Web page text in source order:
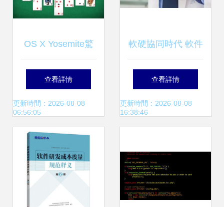
OS X Yosemite驚
現特權升級安全漏
洞 網絡安全領域的
新警鐘
查看詳情
更新時間：2026-08-08
06:56:05
軟硬協同時代 軟件
工程師的FPGA探
索與硬件工程師的
查看詳情
更新時間：2026-08-08
16:38:46